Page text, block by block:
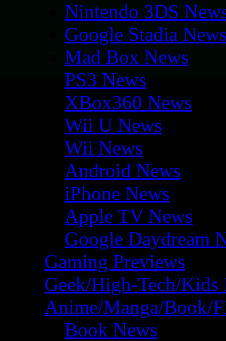
Nintendo 3DS
Google Stadia
Mad Box News
PS3 News
XBox360 News
Wii U News
Wii News
Android News
iPhone News
Apple TV News
Google Daydream
Gaming Previews
Geek/High-Tech/Kids
Anime/Manga/Book/
Book News